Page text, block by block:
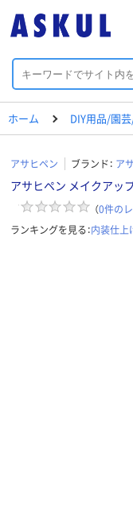
ホーム DIY用品/園
アサヒペン ブランド： ア
アサヒペン メイクアッ
（0件の
ランキングを見る：内装仕上